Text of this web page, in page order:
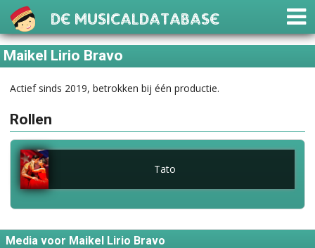
De Musicaldatabase
Maikel Lirio Bravo
Actief sinds 2019, betrokken bij één productie.
Rollen
Tato
Media voor Maikel Lirio Bravo